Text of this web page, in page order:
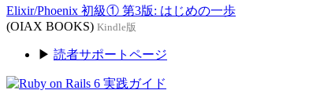
Elixir/Phoenix 初級① 第3版: はじめの一歩
(OIAX BOOKS) Kindle版
▶ 読者サポートページ